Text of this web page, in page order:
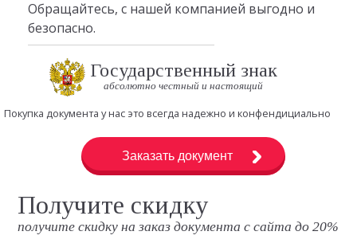
Обращайтесь, с нашей компанией выгодно и
безопасно.
Государственный знак
абсолютно честный и настоящий
Покупка документа у нас это всегда надежно и конфендициально
Заказать документ
Получите скидку
получите скидку на заказ документа с сайта до 20%